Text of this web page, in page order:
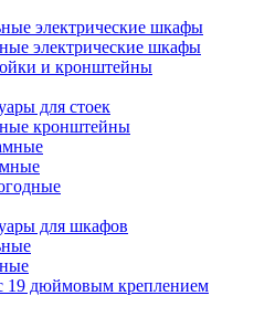
электрические шкафы
электрические шкафы
и кронштейны
для стоек
кронштейны
для шкафов
19 дюймовым креплением